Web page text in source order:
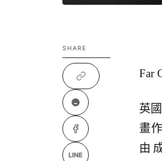
SHARE
LINE
Far
英
畫
由